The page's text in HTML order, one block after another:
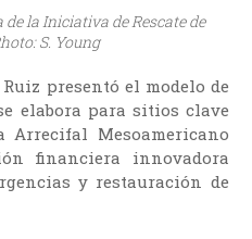
la Iniciativa de Rescate de
S. Young
presentó el modelo de
elabora para sitios clave
Mesoamericano
financiera innovadora
y restauración de